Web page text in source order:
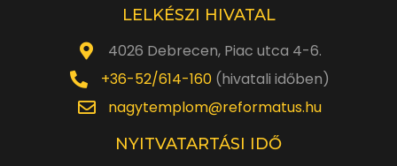
LELKÉSZI HIVATAL
4026 Debrecen, Piac utca 4-6.
+36-52/614-160(hivatali időben)
nagytemplom@reformatus.hu
NYITVATARTÁSI IDŐ